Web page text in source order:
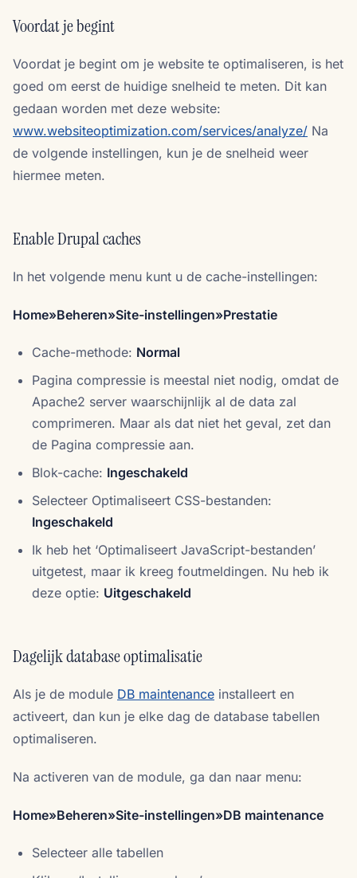
Voordat je begint
Voordat je begint om je website te optimaliseren, is het
goed om eerst de huidige snelheid te meten. Dit kan
gedaan worden met deze website:
www.websiteoptimization.com/services/analyze/ Na
de volgende instellingen, kun je de snelheid weer
hiermee meten.
Enable Drupal caches
In het volgende menu kunt u de cache-instellingen:
Home»Beheren»Site-instellingen»Prestatie
Cache-methode: Normal
Pagina compressie is meestal niet nodig, omdat de
Apache2 server waarschijnlijk al de data zal
comprimeren. Maar als dat niet het geval, zet dan
de Pagina compressie aan.
Blok-cache: Ingeschakeld
Selecteer Optimaliseert CSS-bestanden:
Ingeschakeld
Ik heb het ‘Optimaliseert JavaScript-bestanden’
uitgetest, maar ik kreeg foutmeldingen. Nu heb ik
deze optie: Uitgeschakeld
Dagelijk database optimalisatie
Als je de module DB maintenance installeert en
activeert, dan kun je elke dag de database tabellen
optimaliseren.
Na activeren van de module, ga dan naar menu:
Home»Beheren»Site-instellingen»DB maintenance
Selecteer alle tabellen